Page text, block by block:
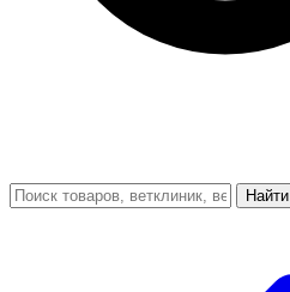
Найти